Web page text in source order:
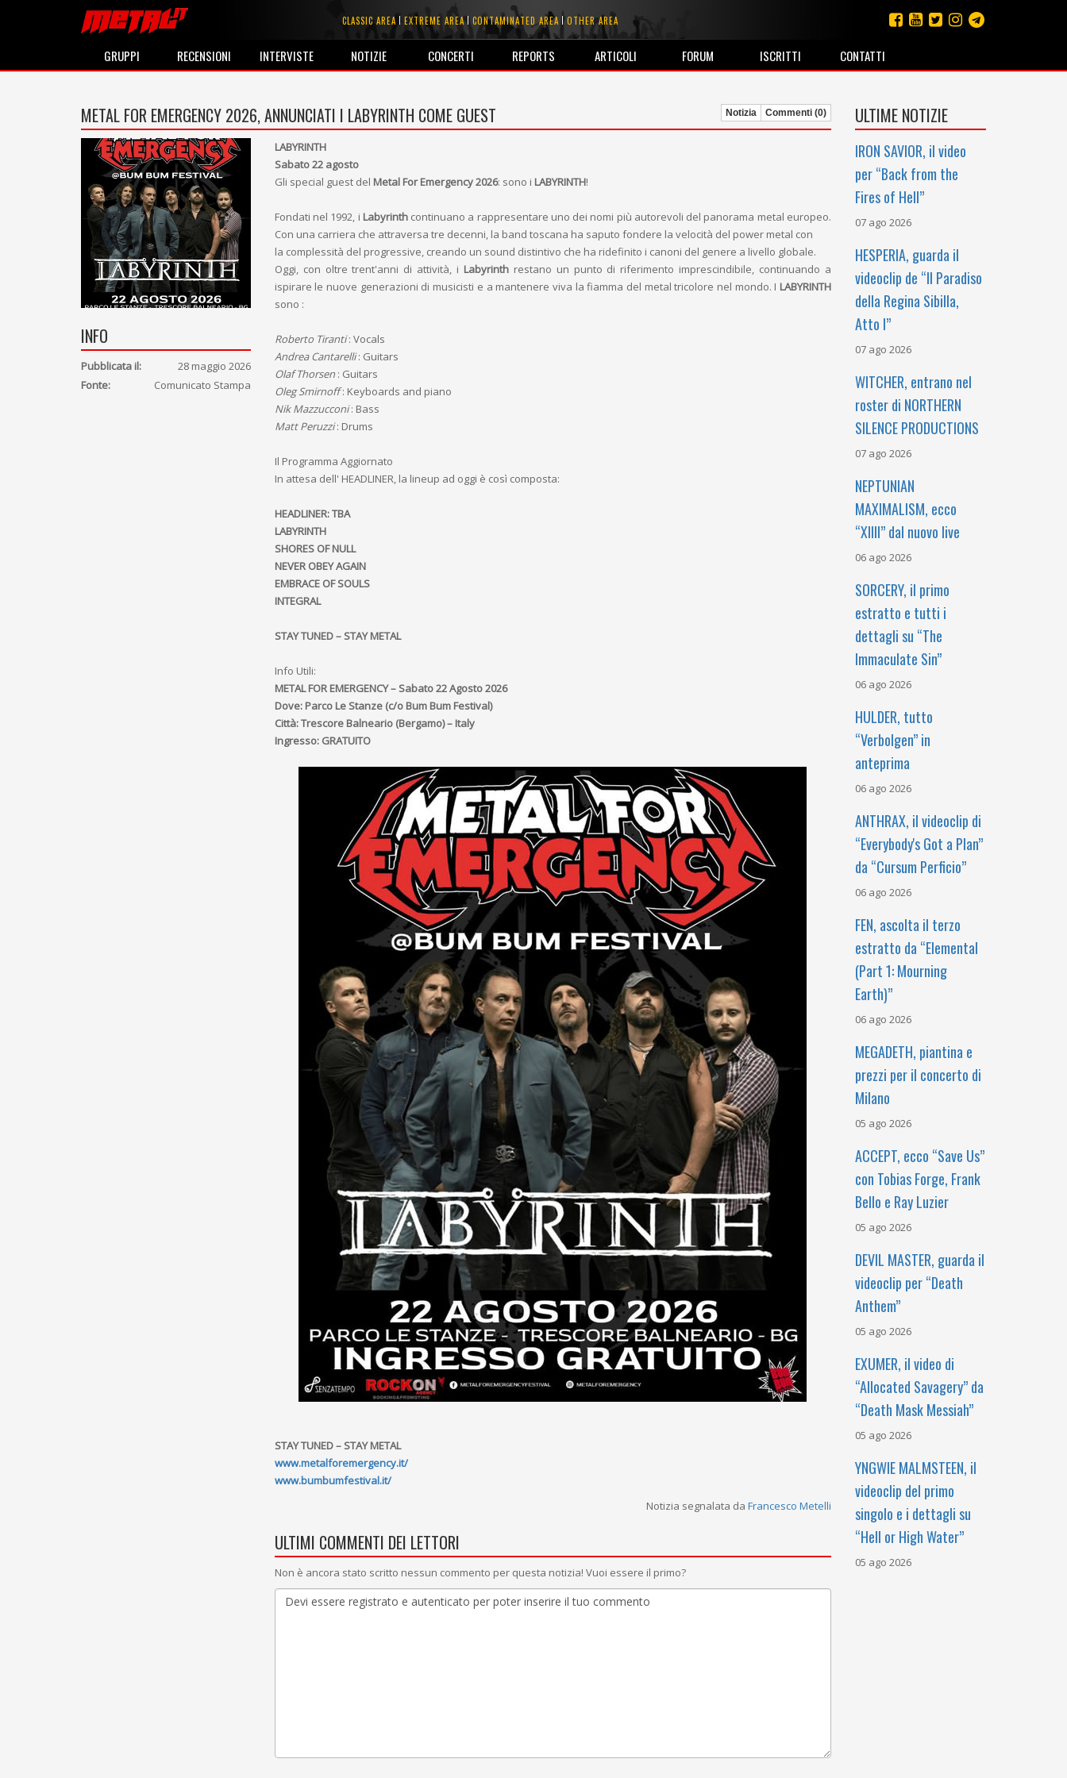
CLASSIC AREA EXTREME AREA CONTAMINATED AREA OTHER AREA
GRUPPI RECENSIONI INTERVISTE NOTIZIE CONCERTI REPORTS ARTICOLI FORUM ISCRITTI CONTATTI
METAL FOR EMERGENCY 2026, ANNUNCIATI I LABYRINTH COME GUEST Notizia Commenti (0)
INFO
Pubblicata il:
28 maggio 2026
Fonte:
Comunicato Stampa
LABYRINTH
Sabato 22 agosto
Gli special guest del Metal For Emergency 2026: sono i LABYRINTH!
Fondati nel 1992, i Labyrinthcontinuano a rappresentare uno dei nomi più autorevoli del panorama metal europeo.
Con una carriera che attraversa tre decenni, la band toscana ha saputo fondere la velocità del power metal con
la complessità del progressive, creando un sound distintivo che ha ridefinito i canoni del genere a livello globale.
Oggi, con oltre trent'anni di attività, i Labyrinthrestano un punto di riferimento imprescindibile, continuando a
ispirare le nuove generazioni di musicisti e a mantenere viva la fiamma del metal tricolore nel mondo. I LABYRINTH
sono :
Roberto Tiranti: Vocals
Andrea Cantarelli: Guitars
Olaf Thorsen: Guitars
Oleg Smirnoff: Keyboards and piano
Nik Mazzucconi: Bass
Matt Peruzzi: Drums
Il Programma Aggiornato
In attesa dell' HEADLINER, la lineup ad oggi è così composta:
HEADLINER: TBA
LABYRINTH
SHORES OF NULL
NEVER OBEY AGAIN
EMBRACE OF SOULS
INTEGRAL
STAY TUNED – STAY METAL
Info Utili:
METAL FOR EMERGENCY – Sabato 22 Agosto 2026
Dove: Parco Le Stanze (c/o Bum Bum Festival)
Città: Trescore Balneario (Bergamo) – Italy
Ingresso: GRATUITO
STAY TUNED – STAY METAL
www.metalforemergency.it/
www.bumbumfestival.it/
Notizia segnalata da Francesco Metelli
ULTIMI COMMENTI DEI LETTORI
Non è ancora stato scritto nessun commento per questa notizia! Vuoi essere il primo?
ULTIME NOTIZIE
IRON SAVIOR, il video
per “Back from the
Fires of Hell”
07 ago 2026
HESPERIA, guarda il
videoclip de “Il Paradiso
della Regina Sibilla,
Atto I”
07 ago 2026
WITCHER, entrano nel
roster di NORTHERN
SILENCE PRODUCTIONS
07 ago 2026
NEPTUNIAN
MAXIMALISM, ecco
“XIIII” dal nuovo live
06 ago 2026
SORCERY, il primo
estratto e tutti i
dettagli su “The
Immaculate Sin”
06 ago 2026
HULDER, tutto
“Verbolgen” in
anteprima
06 ago 2026
ANTHRAX, il videoclip di
“Everybody's Got a Plan”
da “Cursum Perficio”
06 ago 2026
FEN, ascolta il terzo
estratto da “Elemental
(Part 1: Mourning
Earth)”
06 ago 2026
MEGADETH, piantina e
prezzi per il concerto di
Milano
05 ago 2026
ACCEPT, ecco “Save Us”
con Tobias Forge, Frank
Bello e Ray Luzier
05 ago 2026
DEVIL MASTER, guarda il
videoclip per “Death
Anthem”
05 ago 2026
EXUMER, il video di
“Allocated Savagery” da
“Death Mask Messiah”
05 ago 2026
YNGWIE MALMSTEEN, il
videoclip del primo
singolo e i dettagli su
“Hell or High Water”
05 ago 2026